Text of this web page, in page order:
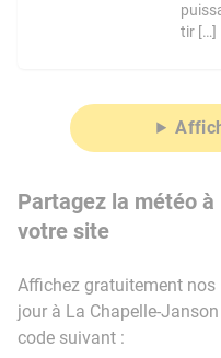
tir […]
Partagez la météo
votre site
Affichez gratuitement
jour à La Chapelle-
code suivant :